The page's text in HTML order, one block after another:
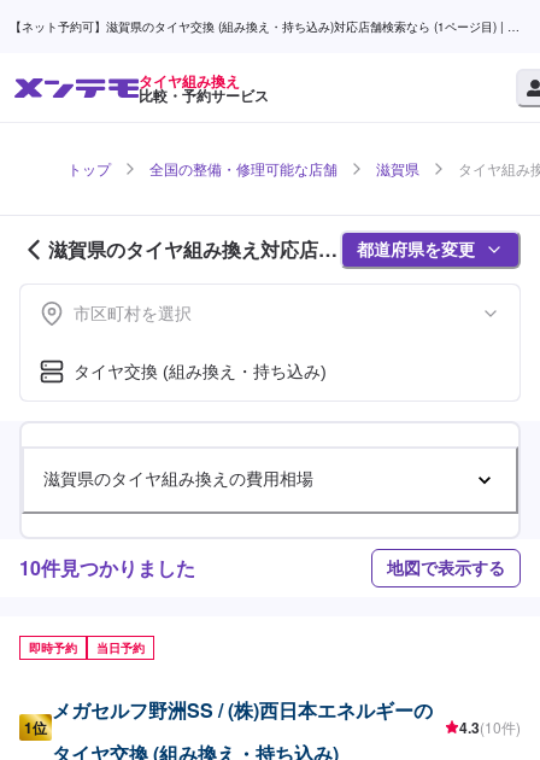
【ネット予約可】滋賀県のタイヤ交換 (組み換え・持ち込み)対応店舗検索なら (1ページ目) | メ
タイヤ組み換え
比較・予約サービス
トップ 全国の整備・修理可能な店舗 滋賀県 タイヤ組み
滋賀県のタイヤ組み換え対応店舗
紹介 (1ページ目)
都道府県を変更
市区町村を選択
タイヤ交換 (組み換え・持ち込み)
滋賀県のタイヤ組み換えの費用相場
10件見つかりました 地図で表示する
即時予約 当日予約
1位
メガセルフ野洲SS / (株)西日本エネルギーの
タイヤ交換 (組み換え・持ち込み)
4.3(10件)